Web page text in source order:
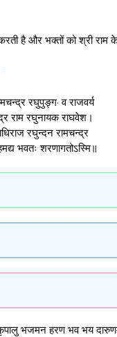
है और भक्तों को श्री
रघुपुङ्ग· व राजवर्य
राम रघुनायक राघवेश।
रघुन्दन रामचन्द्र
भवतः शरणागतोऽस्मि॥
भजमन हरण भव भय